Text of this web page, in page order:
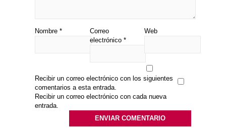
Nombre *
Correo
electrónico *
Web
Recibir un correo electrónico con los siguientes
comentarios a esta entrada.
Recibir un correo electrónico con cada nueva
entrada.